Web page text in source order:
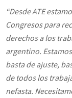
“Desde ATE
Congresos para
derechos a los
argentino.
basta de ajuste,
de todos los
nefasta.